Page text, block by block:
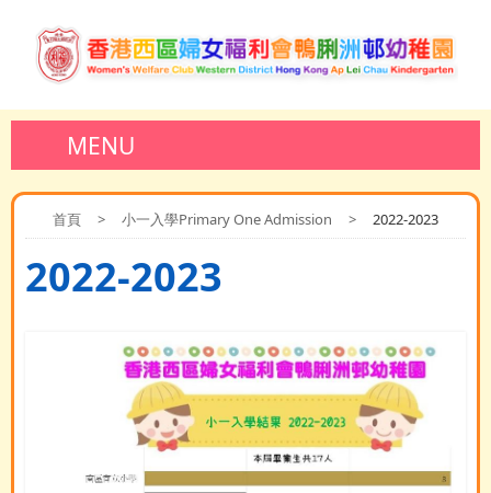
MENU
首頁 > 小一入學Primary One Admission > 2022-2023
2022-2023